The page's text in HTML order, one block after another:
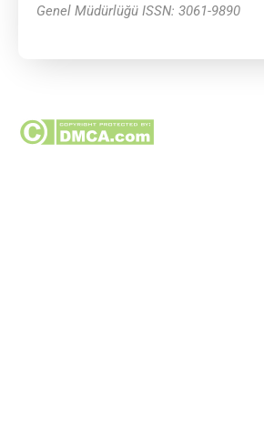
Genel Müdürlüğü ISSN: 3061-9890